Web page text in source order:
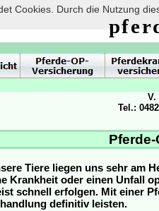
Cookies. Durch die Nutzung
Tiere liegen uns sehr am
Krankheit oder einen Unfall
schnell erfolgen. Mit einer
definitiv leisten.
V.
Tel.: